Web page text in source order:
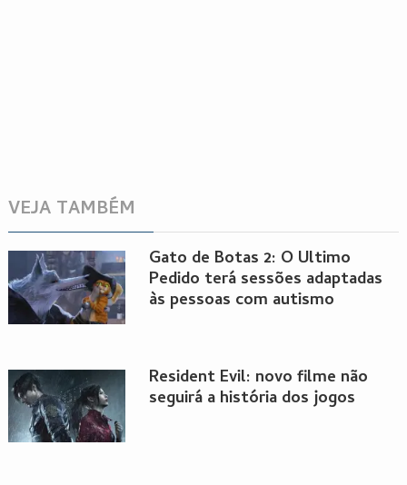
VEJA TAMBÉM
Gato de Botas 2: O Último
Pedido terá sessões adaptadas
às pessoas com autismo
Resident Evil: novo filme não
seguirá a história dos jogos